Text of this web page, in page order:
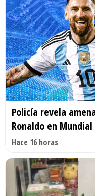
Policía revela
Ronaldo en
Hace 16 horas